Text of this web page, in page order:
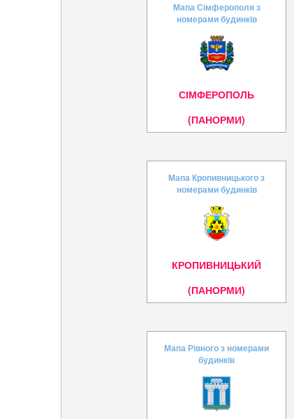
Мапа Сімферополя з
номерами будинків
СІМФЕРОПОЛЬ
(ПАНОРМИ)
Мапа Кропивницького з
номерами будинків
КРОПИВНИЦЬКИЙ
(ПАНОРМИ)
Мапа Рівного з номерами
будинків